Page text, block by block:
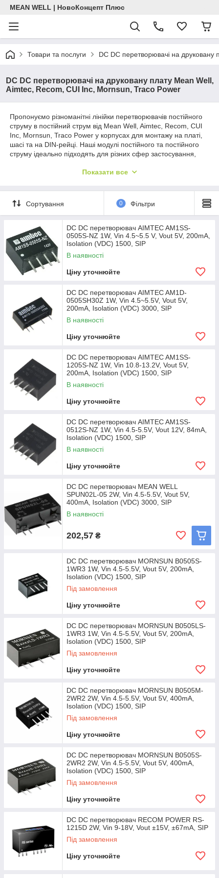
MEAN WELL | НовоКонцепт Плюс
Товари та послуги DC DC перетворювачі на
DC DC перетворювачі на друковану плату Mean Well,
Aimtec, Recom, CUI Inc, Mornsun, Traco Power
Пропонуємо різноманітні лінійки перетворювачів постійного
струму в постійний струм від Mean Well, Aimtec, Recom, CUI
Inc, Mornsun, Traco Power у корпусах для монтажу на платі,
шасі та на DIN-рейці. Наші модулі постійного та постійного
струму ідеально підходять для різних сфер застосування,
системи управління, обладнання з батарейним живленням та
корпусів, вхідної напруги, вихідної напруги та напруги
ізоляції. Для завдань, де вбудована система живлення
неможлива, наша лінійка перетворювачів постійного струму
надійне рішення для монтажу.
Показати все
Сортування 0 Фільтри
DC DC перетворювач AIMTEC AM1SS-
0505S-NZ 1W, Vin 4.5~5.5 V, Vout 5V, 200mA,
Isolation (VDC) 1500, SIP
В наявності
Ціну уточнюйте
DC DC перетворювач AIMTEC AM1D-
0505SH30Z 1W, Vin 4.5~5.5V, Vout 5V,
200mA, Isolation (VDC) 3000, SIP
В наявності
Ціну уточнюйте
DC DC перетворювач AIMTEC AM1SS-
1205S-NZ 1W, Vin 10.8-13.2V, Vout 5V,
200mA, Isolation (VDC) 1500, SIP
В наявності
Ціну уточнюйте
DC DC перетворювач AIMTEC AM1SS-
0512S-NZ 1W, Vin 4.5-5.5V, Vout 12V, 84mA,
Isolation (VDC) 1500, SIP
В наявності
Ціну уточнюйте
DC DC перетворювач MEAN WELL
SPUN02L-05 2W, Vin 4.5-5.5V, Vout 5V,
400mA, Isolation (VDC) 3000, SIP
В наявності
202,57 ₴
DC DC перетворювач MORNSUN B0505S-
1WR3 1W, Vin 4.5-5.5V, Vout 5V, 200mA,
Isolation (VDC) 1500, SIP
Під замовлення
Ціну уточнюйте
DC DC перетворювач MORNSUN B0505LS-
1WR3 1W, Vin 4.5-5.5V, Vout 5V, 200mA,
Isolation (VDC) 1500, SIP
Під замовлення
Ціну уточнюйте
DC DC перетворювач MORNSUN B0505M-
2WR2 2W, Vin 4.5-5.5V, Vout 5V, 400mA,
Isolation (VDC) 1500, SIP
Під замовлення
Ціну уточнюйте
DC DC перетворювач MORNSUN B0505S-
2WR2 2W, Vin 4.5-5.5V, Vout 5V, 400mA,
Isolation (VDC) 1500, SIP
Під замовлення
Ціну уточнюйте
DC DC перетворювач RECOM POWER RS-
1215D 2W, Vin 9-18V, Vout ±15V, ±67mA, SIP
Під замовлення
Ціну уточнюйте